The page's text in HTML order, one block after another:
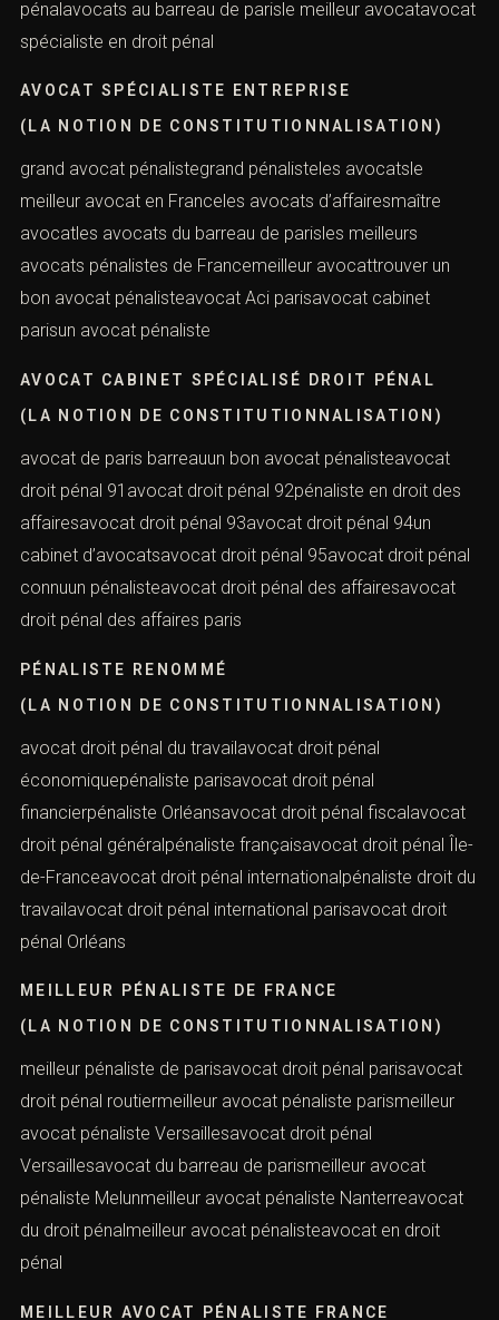
avocat spécialiste associationgrand pénaliste
françaisavocats d’affairesavocats d’affairesjuriste
pénalisteavocat spécialiste droit pénalavocat
droit pénalavocats au barreau de parisle meilleur
avocatavocat spécialiste en droit pénal
AVOCAT SPÉCIALISTE ENTREPRISE
(LA NOTION DE CONSTITUTIONNALISATION)
grand avocat pénalistegrand pénalisteles avocatsle
meilleur avocat en Franceles avocats d’affairesmaître
avocatles avocats du barreau de parisles meilleurs
bon avocat pénalisteavocat Aci parisavocat cabinet
parisun avocat pénaliste
AVOCAT CABINET SPÉCIALISÉ DROIT PÉNAL
(LA NOTION DE CONSTITUTIONNALISATION)
avocat de paris barreauun bon avocat pénalisteavocat
droit pénal 91avocat droit pénal 92pénaliste en droit des
affairesavocat droit pénal 93avocat droit pénal 94un
pénal connuun pénalisteavocat droit pénal des
affairesavocat droit pénal des affaires paris
PÉNALISTE RENOMMÉ
(LA NOTION DE CONSTITUTIONNALISATION)
avocat droit pénal du travailavocat droit pénal
économiquepénaliste parisavocat droit pénal
financierpénaliste Orléansavocat droit pénal
fiscalavocat droit pénal généralpénaliste françaisavocat
internationalpénaliste droit du travailavocat droit pénal
international parisavocat droit pénal Orléans
MEILLEUR PÉNALISTE DE FRANCE
(LA NOTION DE CONSTITUTIONNALISATION)
meilleur pénaliste de parisavocat droit pénal parisavocat
droit pénal routiermeilleur avocat pénaliste parismeilleur
avocat pénaliste Versaillesavocat droit pénal
Versaillesavocat du barreau de parismeilleur avocat
Prendre rendez-vous
Laissez-nous vos coordonnées et nous vous
contacterons.
Nom *
Email *
Lieu de l'infraction ou tribunal compétent *
Téléphone *